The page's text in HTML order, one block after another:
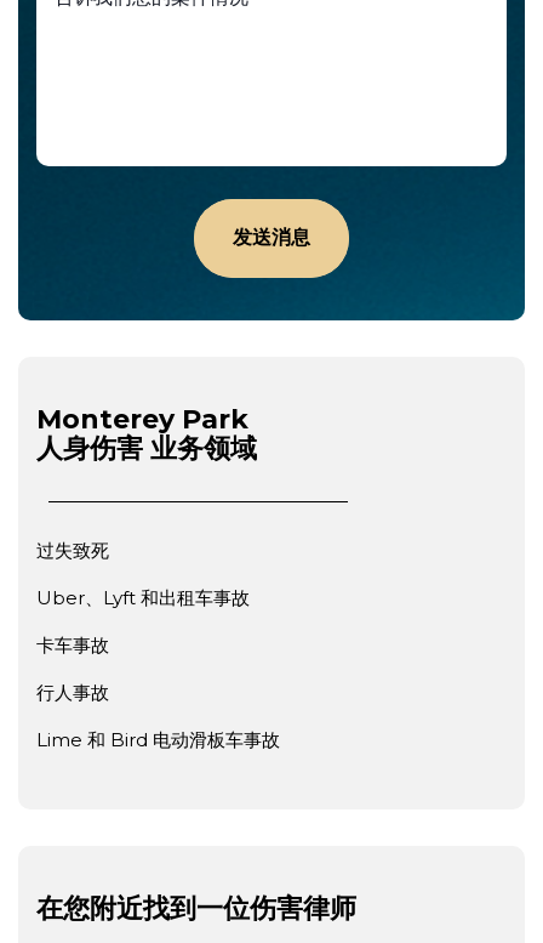
Monterey Park
人身伤害 业务领域
过失致死
Uber、Lyft 和出租车事故
卡车事故
行人事故
Lime 和 Bird 电动滑板车事故
在您附近找到一位伤害律师